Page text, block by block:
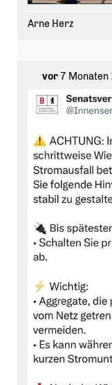
Arne Herz
vor7 Monaten